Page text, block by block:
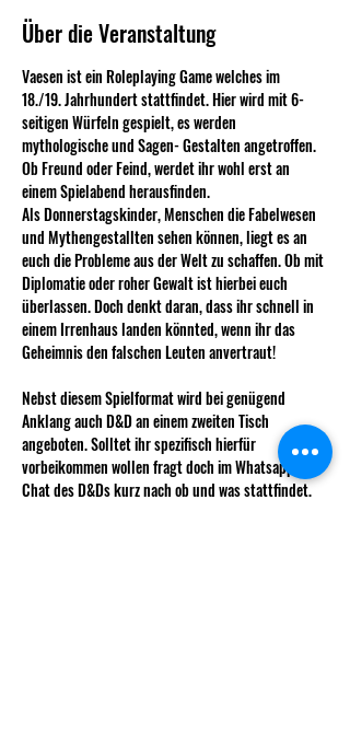
Über die Veranstaltung
Vaesen ist ein Roleplaying Game welches im
18./19. Jahrhundert stattfindet. Hier wird mit 6-
seitigen Würfeln gespielt, es werden
mythologische und Sagen- Gestalten angetroffen.
Ob Freund oder Feind, werdet ihr wohl erst an
einem Spielabend herausfinden.
Als Donnerstagskinder, Menschen die Fabelwesen
und Mythengestallten sehen können, liegt es an
euch die Probleme aus der Welt zu schaffen. Ob mit
Diplomatie oder roher Gewalt ist hierbei euch
überlassen. Doch denkt daran, dass ihr schnell in
einem Irrenhaus landen könnted, wenn ihr das
Geheimnis den falschen Leuten anvertraut!
Nebst diesem Spielformat wird bei genügend
Anklang auch D&D an einem zweiten Tisch
angeboten. Solltet ihr spezifisch hierfür
vorbeikommen wollen fragt doch im Whatsapp-
Chat des D&Ds kurz nach ob und was stattfindet,